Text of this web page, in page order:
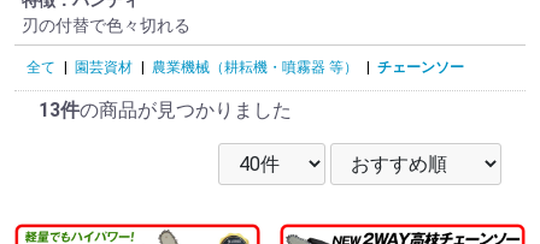
刃の付替で色々切れる
全て | 園芸資材 | 農業機械（耕耘機・噴霧器 等） | チェーンソー
13件の商品が見つかりました